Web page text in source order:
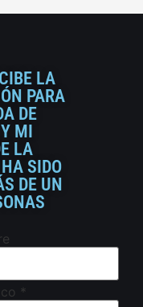
LA
PARA
DE
MI
LA
SIDO
DE UN
*